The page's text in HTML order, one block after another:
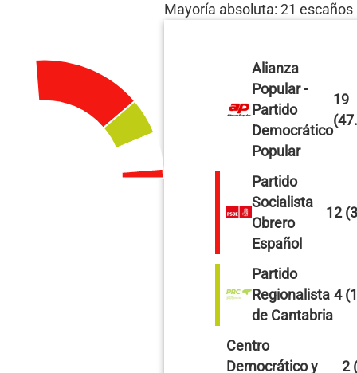
Mayoría absoluta: 21 escaños
Alianza
Popular -
Partido
Democrático
Popular
19
Partido
Socialista
Obrero
Español
12
Partido
Regionalista
de Cantabria
4
Centro
Democrático y
2